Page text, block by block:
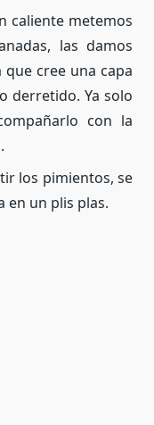
caliente metemos
las damos
cree una capa
derretido. Ya solo
con la
los pimientos, se
en un plis plas.